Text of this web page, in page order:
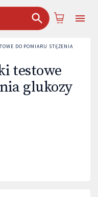
DO POMIARU STĘŻENIA
testowe
glukozy